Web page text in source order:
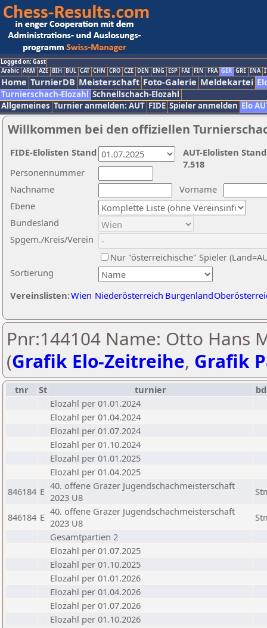
Logged on: Gast
Arabic ARM AZE BIH BUL CAT CHN CRO CZE DEN ENG ESP FAI FIN FRA GER GRE INA
Home TurnierDB Meisterschaft Foto-Galerie Meldekartei
Turnierschach-Elozahl Schnellschach-Elozahl
Allgemeines Turnier anmelden: AUT FIDE Spieler anmelden Elo
Willkommen bei den offiziellen
Nachname
Vorname
Ebene
Sortierung
Personennummer
Bundesland
Spgem./Kreis/Verein
Nur "österreichische" Spieler
Vereinslisten:Wien Niederösterreich Burgenland
AUT-Elolisten
7.518
FIDE-Elolisten Stand
Pnr:144104 Name: Otto Hans
(Grafik Elo-Zeitreihe, Grafik
tnr St turnier
Elozahl per 01.01.2024
Elozahl per 01.04.2024
Elozahl per 01.07.2024
Elozahl per 01.10.2024
Elozahl per 01.01.2025
Elozahl per 01.04.2025
846184 E 40. offene Grazer Jugendschachmeisterschaft
2023 U8
846184 E 40. offene Grazer Jugendschachmeisterschaft
2023 U8
Gesamtpartien 2
Elozahl per 01.07.2025
Elozahl per 01.10.2025
Elozahl per 01.01.2026
Elozahl per 01.04.2026
Elozahl per 01.07.2026
Elozahl per 01.10.2026